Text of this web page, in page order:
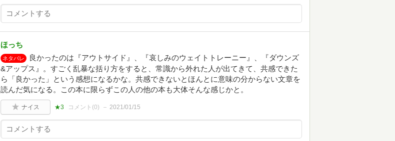
ほっち
ネタバレ
良かったのは『アウトサイド』、『哀しみのウェイトトレーニー』、『ダウンズ
&アップス』。すごく乱暴な括り方をすると、常識から外れた人が出てきて、共感できた
ら「良かった」という感想になるかな。共感できないとほんとに意味の分からない文章を
読んだ気になる。この本に限らずこの人の他の本も大体そんな感じかと。
ナイス ★3 コメント(0) 2021/01/15